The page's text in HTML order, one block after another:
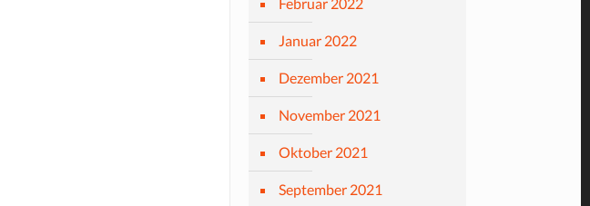
Januar 2022
Dezember 2021
November 2021
Oktober 2021
September 2021